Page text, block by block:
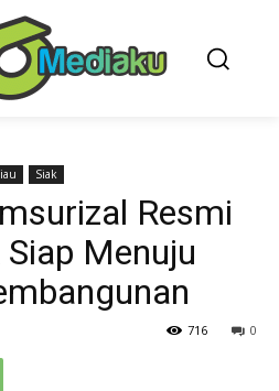
Siak
Resmi
Menuju
0
716